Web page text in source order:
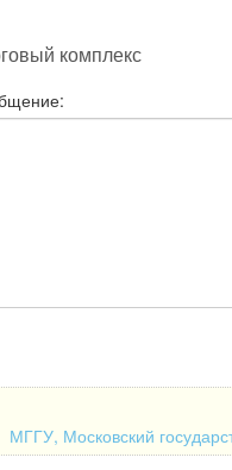
комплекс
МГГУ, Московский